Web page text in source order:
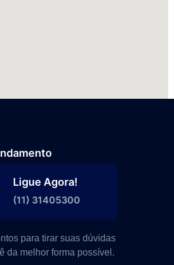
Ligue Agora!
(11) 31405300
para tirar suas dúvidas
da melhor forma possível.